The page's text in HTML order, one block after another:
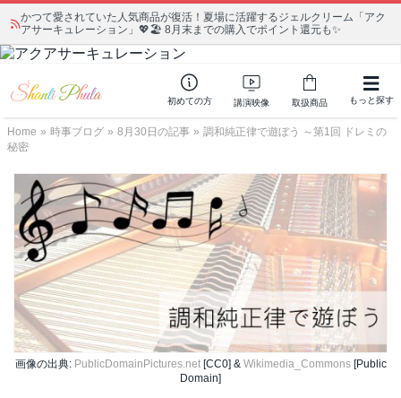
かつて愛されていた人気商品が復活！夏場に活躍するジェルクリーム「アク
アサーキュレーション」💖🏖️ 8月末までの購入でポイント還元も✨
初めての方 講演映像 取扱商品 もっと探す
Home » 時事ブログ » 8月30日の記事 » 調和純正律で遊ぼう ～第1回 ドレミの
秘密
画像の出典: PublicDomainPictures.net[CC0] & Wikimedia_Commons[Public
Domain]